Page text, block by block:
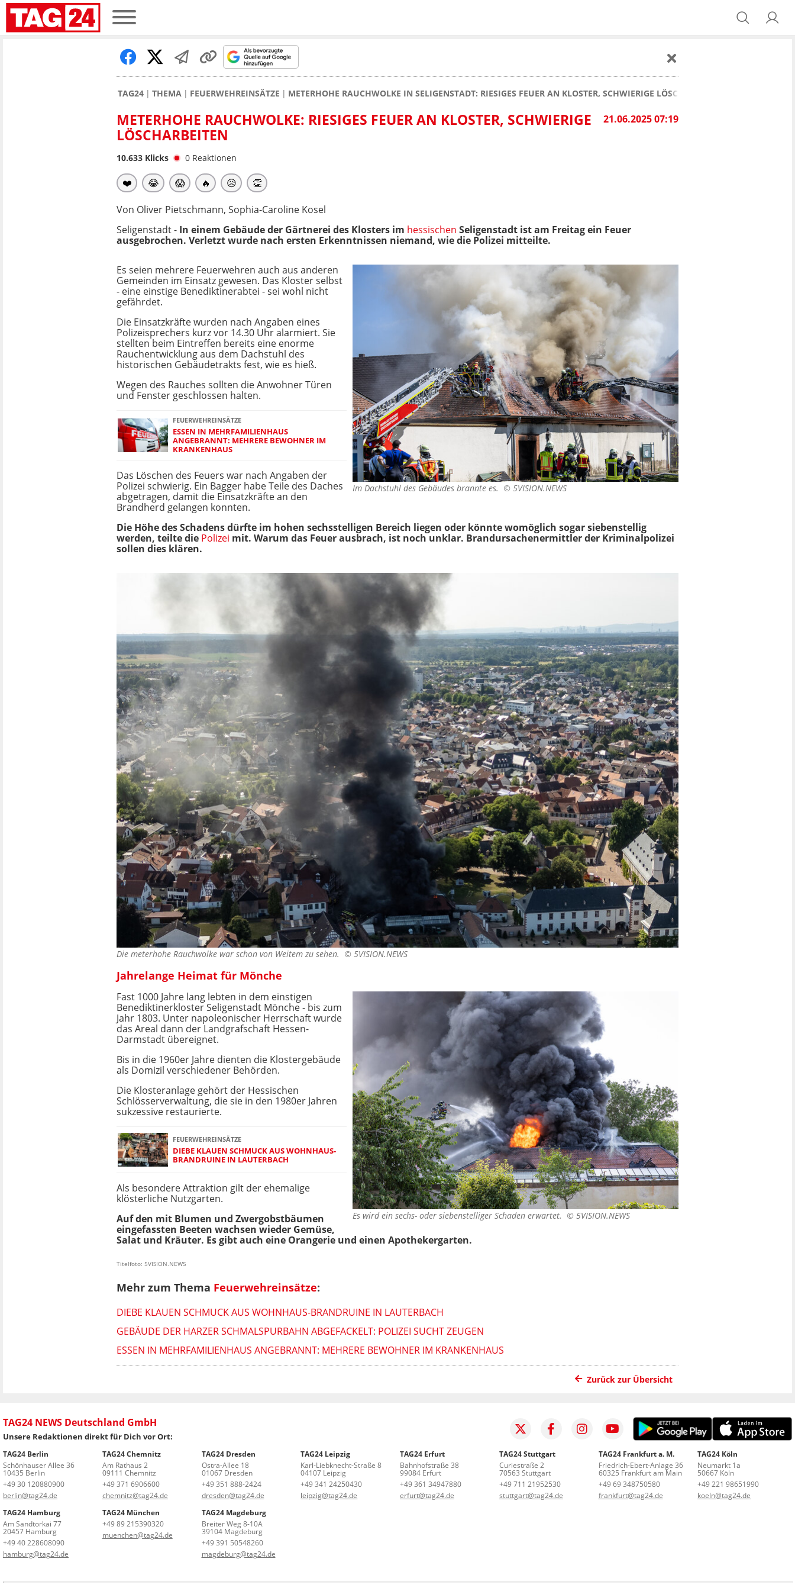
TAG24 THEMA FEUERWEHREINSÄTZE METERHOHE RAUCHWOLKE IN SELIGENSTADT: RIESIGES FEUER AN KLOSTER, SCHWIERIGE LÖSCHARBEITEN
21.06.2025 07:19
METERHOHE RAUCHWOLKE: RIESIGES FEUER AN KLOSTER, SCHWIERIGE
LÖSCHARBEITEN
10.633 Klicks 0 Reaktionen
❤️ 😂 😱 🔥 😥 👏
Von Oliver Pietschmann, Sophia-Caroline Kosel
Seligenstadt - In einem Gebäude der Gärtnerei des Klosters im hessischen Seligenstadt ist am Freitag ein Feuer
ausgebrochen. Verletzt wurde nach ersten Erkenntnissen niemand, wie die Polizei mitteilte.
Im Dachstuhl des Gebäudes brannte es. © 5VISION.NEWS
Es seien mehrere Feuerwehren auch aus anderen
Gemeinden im Einsatz gewesen. Das Kloster selbst
- eine einstige Benediktinerabtei - sei wohl nicht
gefährdet.
Die Einsatzkräfte wurden nach Angaben eines
Polizeisprechers kurz vor 14.30 Uhr alarmiert. Sie
stellten beim Eintreffen bereits eine enorme
Rauchentwicklung aus dem Dachstuhl des
historischen Gebäudetrakts fest, wie es hieß.
Wegen des Rauches sollten die Anwohner Türen
und Fenster geschlossen halten.
FEUERWEHREINSÄTZE
ESSEN IN MEHRFAMILIENHAUS
ANGEBRANNT: MEHRERE BEWOHNER IM
KRANKENHAUS
Das Löschen des Feuers war nach Angaben der
Polizei schwierig. Ein Bagger habe Teile des Daches
abgetragen, damit die Einsatzkräfte an den
Brandherd gelangen konnten.
Die Höhe des Schadens dürfte im hohen sechsstelligen Bereich liegen oder könnte womöglich sogar siebenstellig
werden, teilte die Polizei mit. Warum das Feuer ausbrach, ist noch unklar. Brandursachenermittler der Kriminalpolizei
sollen dies klären.
Die meterhohe Rauchwolke war schon von Weitem zu sehen. © 5VISION.NEWS
Jahrelange Heimat für Mönche
Es wird ein sechs- oder siebenstelliger Schaden erwartet. © 5VISION.NEWS
Fast 1000 Jahre lang lebten in dem einstigen
Benediktinerkloster Seligenstadt Mönche - bis zum
Jahr 1803. Unter napoleonischer Herrschaft wurde
das Areal dann der Landgrafschaft Hessen-
Darmstadt übereignet.
Bis in die 1960er Jahre dienten die Klostergebäude
als Domizil verschiedener Behörden.
Die Klosteranlage gehört der Hessischen
Schlösserverwaltung, die sie in den 1980er Jahren
sukzessive restaurierte.
FEUERWEHREINSÄTZE
DIEBE KLAUEN SCHMUCK AUS WOHNHAUS-
BRANDRUINE IN LAUTERBACH
Als besondere Attraktion gilt der ehemalige
klösterliche Nutzgarten.
Auf den mit Blumen und Zwergobstbäumen
eingefassten Beeten wachsen wieder Gemüse,
Salat und Kräuter. Es gibt auch eine Orangerie und einen Apothekergarten.
Titelfoto: 5VISION.NEWS
Mehr zum Thema Feuerwehreinsätze:
DIEBE KLAUEN SCHMUCK AUS WOHNHAUS-BRANDRUINE IN LAUTERBACH
GEBÄUDE DER HARZER SCHMALSPURBAHN ABGEFACKELT: POLIZEI SUCHT ZEUGEN
ESSEN IN MEHRFAMILIENHAUS ANGEBRANNT: MEHRERE BEWOHNER IM KRANKENHAUS
Zurück zur Übersicht
TAG24 NEWS Deutschland GmbH
Unsere Redaktionen direkt für Dich vor Ort:
TAG24 Berlin
Schönhauser Allee 36
10435 Berlin
+49 30 120880900
berlin@tag24.de
TAG24 Chemnitz
Am Rathaus 2
09111 Chemnitz
+49 371 6906600
chemnitz@tag24.de
TAG24 Dresden
Ostra-Allee 18
01067 Dresden
+49 351 888-2424
dresden@tag24.de
TAG24 Leipzig
Karl-Liebknecht-Straße 8
04107 Leipzig
+49 341 24250430
leipzig@tag24.de
TAG24 Erfurt
Bahnhofstraße 38
99084 Erfurt
+49 361 34947880
erfurt@tag24.de
TAG24 Stuttgart
Curiestraße 2
70563 Stuttgart
+49 711 21952530
stuttgart@tag24.de
TAG24 Frankfurt a. M.
Friedrich-Ebert-Anlage 36
60325 Frankfurt am Main
+49 69 348750580
frankfurt@tag24.de
TAG24 Köln
Neumarkt 1a
50667 Köln
+49 221 98651990
koeln@tag24.de
TAG24 Hamburg
Am Sandtorkai 77
20457 Hamburg
+49 40 228608090
hamburg@tag24.de
TAG24 München
+49 89 215390320
muenchen@tag24.de
TAG24 Magdeburg
Breiter Weg 8-10A
39104 Magdeburg
+49 391 50548260
magdeburg@tag24.de